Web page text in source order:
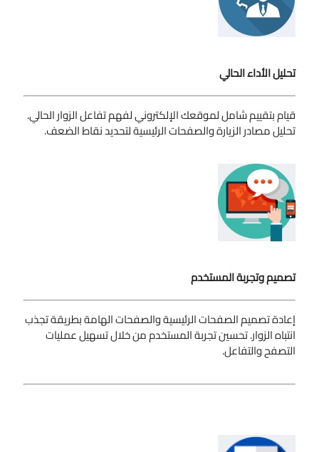
تحليل الأداء الحالي
قيام بتقييم شامل لموقعك الإلكتروني لفهم تفاعل الزوار الحالي.
تحليل مصادر الزيارة والصفحات الرئيسية لتحديد نقاط الضعف.
تصميم وتجربة المستخدم
إعادة تصميم الصفحات الرئيسية والصفحات الهامة بطريقة تجذب
انتباه الزوار. تحسين تجربة المستخدم من خلال تسهيل عمليات
التصفح والتفاعل.